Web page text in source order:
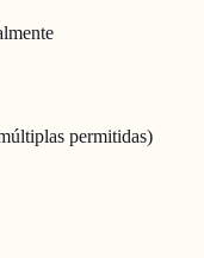
permitidas)